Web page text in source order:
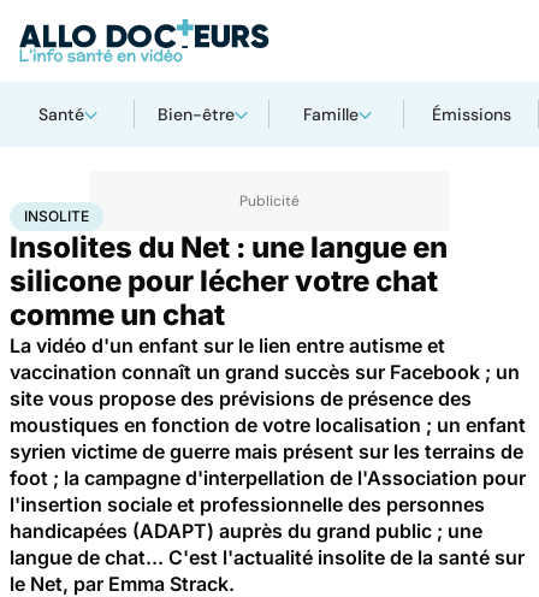
Santé Bien-être Famille Émissions
AccueilSanté
INSOLITE
Insolites du Net : une langue en
silicone pour lécher votre chat
comme un chat
La vidéo d'un enfant sur le lien entre autisme et
vaccination connaît un grand succès sur Facebook ; un
site vous propose des prévisions de présence des
moustiques en fonction de votre localisation ; un enfant
syrien victime de guerre mais présent sur les terrains de
foot ; la campagne d'interpellation de l'Association pour
l'insertion sociale et professionnelle des personnes
handicapées (ADAPT) auprès du grand public ; une
langue de chat... C'est l'actualité insolite de la santé sur
le Net, par Emma Strack.